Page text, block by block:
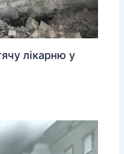
лікарню у